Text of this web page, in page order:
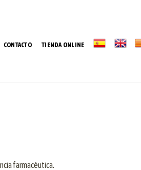
CONTACTO TIENDA ONLINE
farmacèutica.